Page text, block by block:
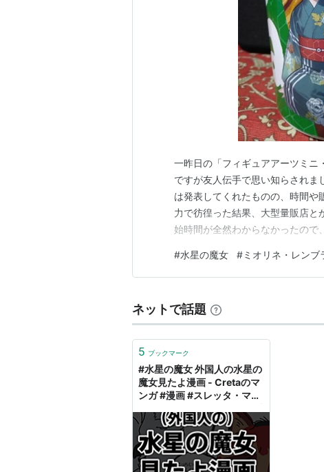
一昨日の「フィギュアアーツミニ
ですが友人伝手で思い知らされ
は発表してくれたものの、時間や
力で彷徨った結果、大型量販店と
始時間が全然わからなかったので
れるかまでは安心できませんでし
ですが、こちらも争奪戦だった
#水星の魔女 #ミオリネ・レンブ
ネットで話題
5 ブックマーク
#水星の魔女 外国人の水星の
魔女見たよ漫画 - Cretaのマ
ンガ #漫画 #スレッタ・マー
ラン - pixiv